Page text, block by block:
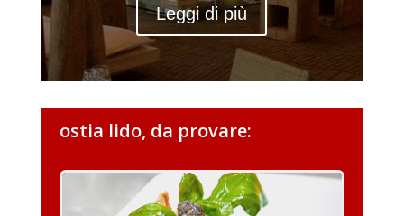
Leggi di più
ostia lido, da provare: